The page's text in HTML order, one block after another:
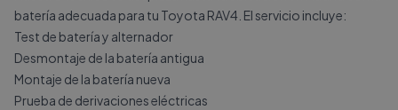
batería adecuada para tu Toyota RAV4. El servicio incluye:
Test de batería y alternador
Desmontaje de la batería antigua
Montaje de la batería nueva
Prueba de derivaciones eléctricas